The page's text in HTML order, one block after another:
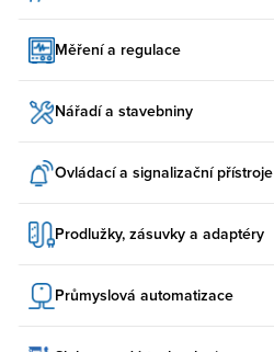
Měření a regulace
Nářadí a stavebniny
Ovládací a signalizační přístroje
Prodlužky, zásuvky a adaptéry
Průmyslová automatizace